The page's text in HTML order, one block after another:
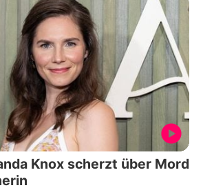
Knox scherzt über Mord